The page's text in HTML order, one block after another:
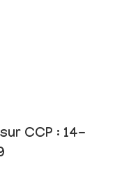
CCP : 14-